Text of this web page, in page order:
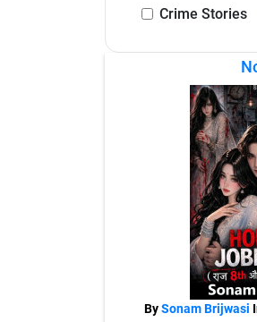
Crime Stories
BySonam Brijwasi